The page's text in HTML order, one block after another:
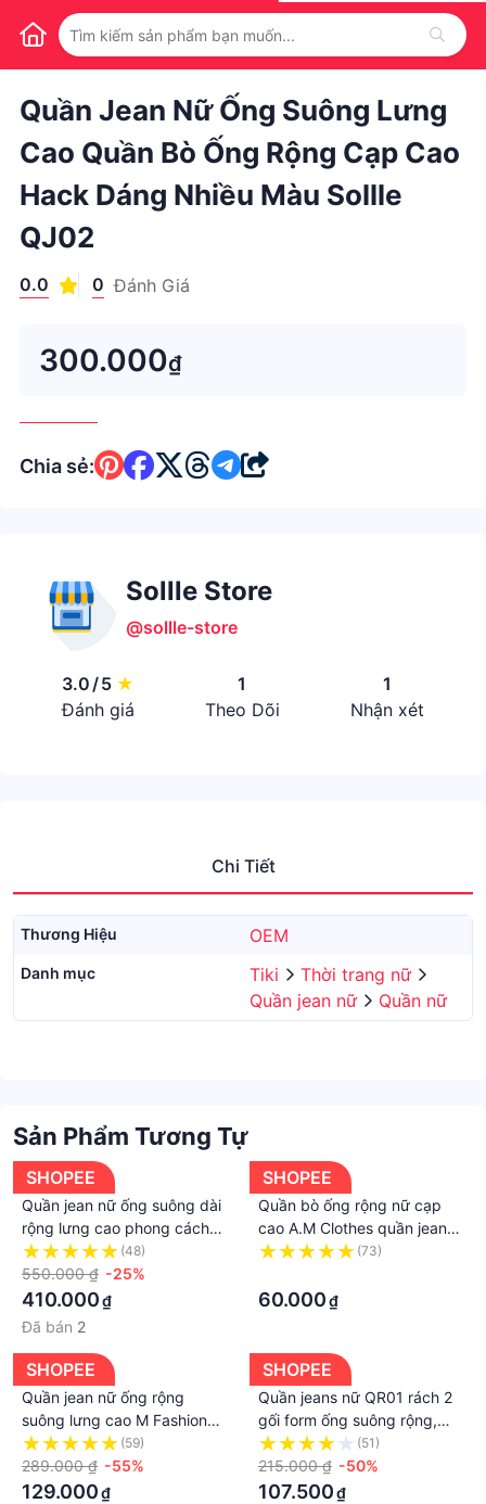
1 1
Quần Jean Nữ Ống Suông Lưng
Cao Quần Bò Ống Rộng Cạp Cao
Hack Dáng Nhiều Màu Sollle
QJ02
0.0 0 Đánh Giá
300.000₫
Chia sẻ:
Sollle Store
@sollle-store
3.0/5 ★
Đánh giá
1
Theo Dõi
1
Nhận xét
Chi Tiết
Thương Hiệu OEM
Danh mục Tiki
Thời trang nữ
Quần jean nữ
Quần nữ
Sản Phẩm Tương Tự
SHOPEE
Quần jean nữ ống suông dài
rộng lưng cao phong cách
cá tính KAYLIN - N1746
(48)
550.000 ₫ -25%
410.000₫
Đã bán 2
SHOPEE
Quần bò ống rộng nữ cạp
cao A.M Clothes quần jeans
ống rộng lưng cao, vải bò
suông kiểu baggy
(73)
60.000₫
SHOPEE
Quần jean nữ ống rộng
suông lưng cao M Fashion
bigsize che khuyết điểm
phong cách retro hàn quốc
(59)
289.000 ₫ -55%
129.000₫
SHOPEE
Quần jeans nữ QR01 rách 2
gối form ống suông rộng,
jean baggy cá tính năng
động hottrend 2022
THOITRANG1989
(51)
215.000 ₫ -50%
107.500₫